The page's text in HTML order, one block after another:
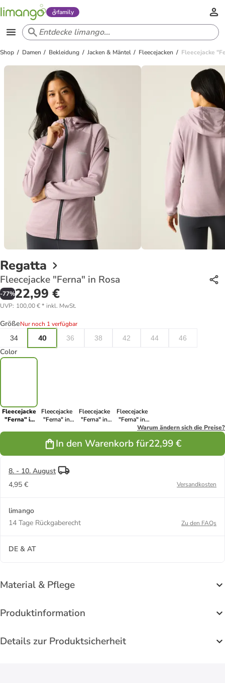
family
Shop Damen Bekleidung Jacken & Mäntel Fleecejacken Fleecejacke
Regatta
Fleecejacke "Ferna" in Rosa
-77%22,99 €
UVP: 100,00 €* inkl. MwSt.
GrößeNur noch 1 verfügbar
34
40 36 38 42 44 46
Color
Fleecejacke
"Ferna" in
Fleecejacke
"Ferna" in
Fleecejacke
"Ferna" in
Fleecejacke
"Ferna" in
SchwarzWarum ändern sich die Preise?
In den Warenkorb für22,99 €
8. - 10. August
4,95 €
Versandkosten
limango
14 Tage Rückgaberecht
Zu den FAQs
DE & AT
Material & Pflege
Produktinformation
Details zur Produktsicherheit